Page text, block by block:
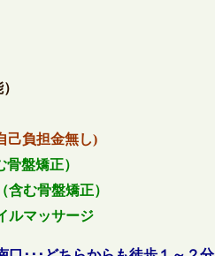
負担金無し)
盤矯正）
骨盤矯正）
ッサージ